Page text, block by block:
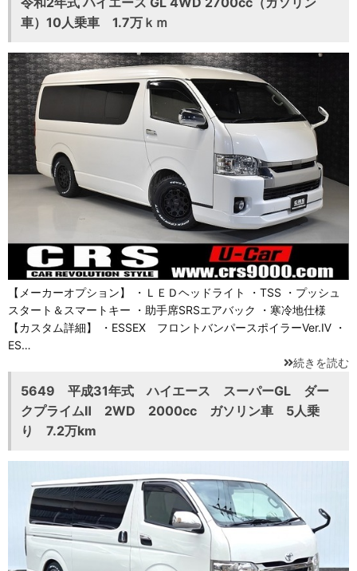
車）10人乗車 1.7万ｋｍ
【メーカーオプション】 ・ＬＥＤヘッドライト ・TSS ・プッシュ
スタート＆スマートキー ・助手席SRSエアバック ・寒冷地仕様
【カスタム詳細】 ・ESSEX フロントバンパースポイラーVer.Ⅳ ・
ES…
続きを読む
5649 平成31年式 ハイエース スーパーGL ダー
クプライムⅡ 2WD 2000cc ガソリン車 5人乗
り 7.2万km